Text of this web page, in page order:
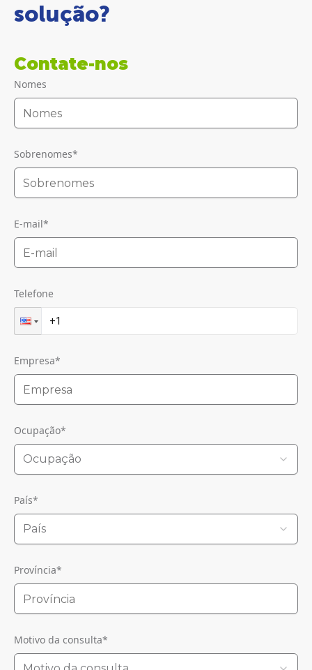
solução?
Contate-nos
Nomes
Sobrenomes*
E-mail*
Telefone
Empresa*
Ocupação*
Ocupação
País*
País
Província*
Motivo da consulta*